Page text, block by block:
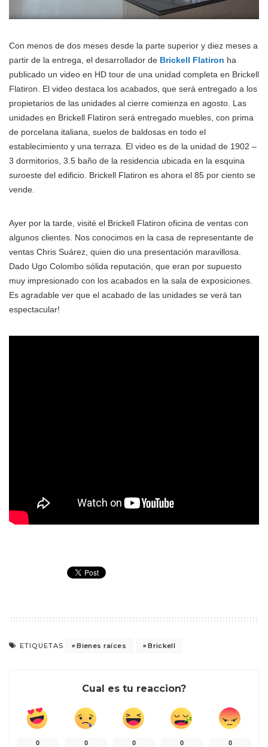
Con menos de dos meses desde la parte superior y diez meses a
partir de la entrega, el desarrollador de Brickell Flatiron ha
publicado un video en HD tour de una unidad completa en Brickell
Flatiron. El video destaca los acabados, que será entregado a los
propietarios de las unidades al cierre comienza en agosto. Las
unidades en Brickell Flatiron será entregado muebles, con prima
de porcelana italiana, suelos de baldosas en todo el
establecimiento y una terraza. El video es de la unidad de 1902 –
3 dormitorios, 3.5 baño de la residencia ubicada en la esquina
suroeste del edificio. Brickell Flatiron es ahora el 85 por ciento se
vende.
Ayer por la tarde, visité el Brickell Flatiron oficina de ventas con
algunos clientes. Nos conocimos en la casa de representante de
ventas Chris Suárez, quien dio una presentación maravillosa.
Dado Ugo Colombo sólida reputación, que eran por supuesto
muy impresionado con los acabados en la sala de exposiciones.
Es agradable ver que el acabado de las unidades se verá tan
espectacular!
ETIQUETAS Bienes raíces Brickell
Cual es tu reaccion?
0 0 0 0 0